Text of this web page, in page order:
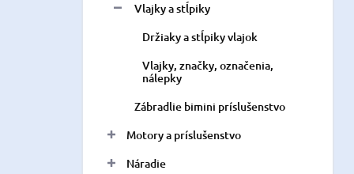
Vlajky a stĺpiky
Držiaky a stĺpiky vlajok
Vlajky, značky, označenia,
nálepky
Zábradlie bimini príslušenstvo
Motory a príslušenstvo
Náradie